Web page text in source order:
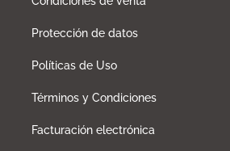
Protección de datos
Políticas de Uso
Términos y Condiciones
Facturación electrónica